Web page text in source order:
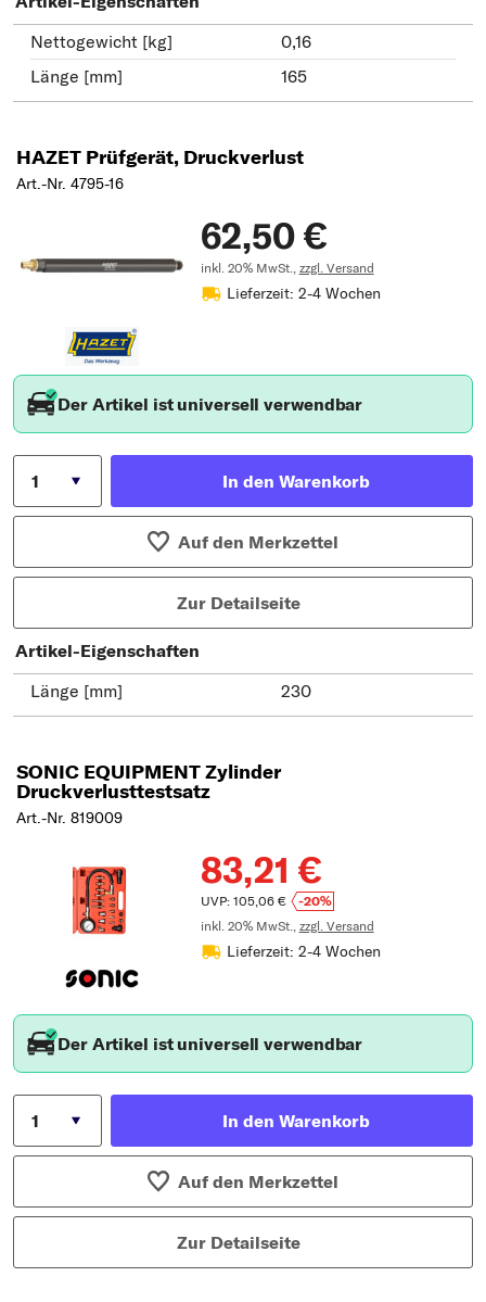
Nettogewicht [kg]
0,16
Länge [mm]
165
HAZET Prüfgerät, Druckverlust
Art.-Nr. 4795-16
62,50 €
inkl. 20% MwSt., zzgl. Versand
Lieferzeit: 2-4 Wochen
Der Artikel ist universell verwendbar
In den Warenkorb
Auf den Merkzettel
Zur Detailseite
Artikel-Eigenschaften
Länge [mm]
230
SONIC EQUIPMENT Zylinder
Druckverlusttestsatz
Art.-Nr. 819009
83,21 €
UVP: 105,06 €
-20%
inkl. 20% MwSt., zzgl. Versand
Lieferzeit: 2-4 Wochen
Der Artikel ist universell verwendbar
In den Warenkorb
Auf den Merkzettel
Zur Detailseite